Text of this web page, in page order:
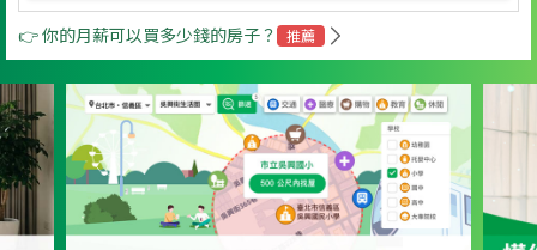
👉 你的月薪可以買多少錢的房子？ 推薦